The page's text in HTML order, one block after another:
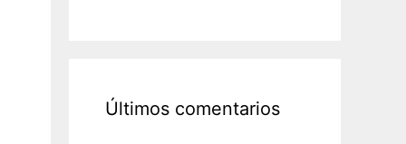
Últimos comentarios